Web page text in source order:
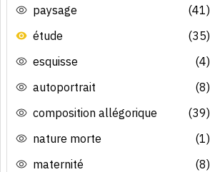
paysage
(41)
étude
(35)
esquisse
(4)
autoportrait
(8)
composition allégorique
(39)
nature morte
(1)
maternité
(8)